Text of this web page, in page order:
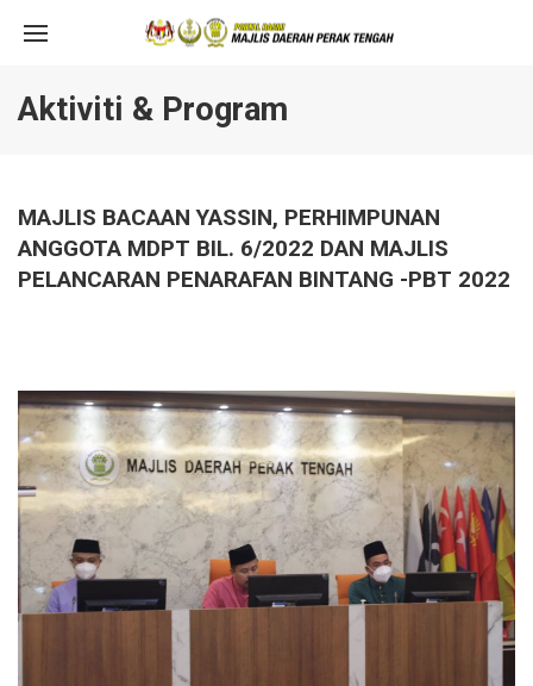
Aktiviti & Program
MAJLIS BACAAN YASSIN, PERHIMPUNAN
ANGGOTA MDPT BIL. 6/2022 DAN MAJLIS
PELANCARAN PENARAFAN BINTANG -PBT 2022